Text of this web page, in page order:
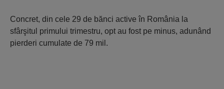
Concret, din cele 29 de bănci active în România la
sfârşitul primului trimestru, opt au fost pe minus, adunând
pierderi cumulate de 79 mil.